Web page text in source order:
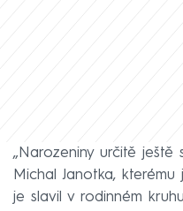
„Narozeniny určitě ještě
Michal Janotka,
je slavil v rodinném